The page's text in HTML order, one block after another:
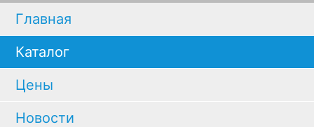
Главная
Каталог
Цены
Новости